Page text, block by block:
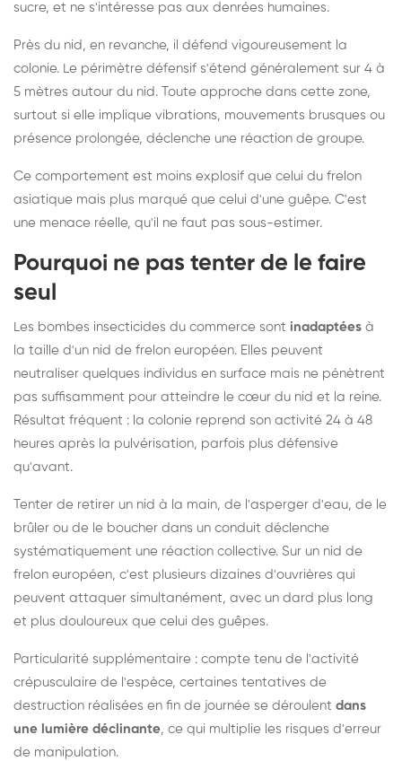
sucre, et ne s'intéresse pas aux denrées humaines.
Près du nid, en revanche, il défend vigoureusement la
colonie. Le périmètre défensif s'étend généralement sur 4 à
5 mètres autour du nid. Toute approche dans cette zone,
surtout si elle implique vibrations, mouvements brusques ou
présence prolongée, déclenche une réaction de groupe.
Ce comportement est moins explosif que celui du frelon
asiatique mais plus marqué que celui d'une guêpe. C'est
une menace réelle, qu'il ne faut pas sous-estimer.
Pourquoi ne pas tenter de le faire
seul
Les bombes insecticides du commerce sont inadaptées à
la taille d'un nid de frelon européen. Elles peuvent
neutraliser quelques individus en surface mais ne pénètrent
pas suffisamment pour atteindre le cœur du nid et la reine.
Résultat fréquent : la colonie reprend son activité 24 à 48
heures après la pulvérisation, parfois plus défensive
qu'avant.
Tenter de retirer un nid à la main, de l'asperger d'eau, de le
brûler ou de le boucher dans un conduit déclenche
systématiquement une réaction collective. Sur un nid de
frelon européen, c'est plusieurs dizaines d'ouvrières qui
peuvent attaquer simultanément, avec un dard plus long
et plus douloureux que celui des guêpes.
Particularité supplémentaire : compte tenu de l'activité
crépusculaire de l'espèce, certaines tentatives de
destruction réalisées en fin de journée se déroulent dans
une lumière déclinante, ce qui multiplie les risques d'erreur
de manipulation.